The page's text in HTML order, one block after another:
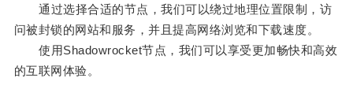
通过选择合适的节点，我们可以绕过地理位置限制，访
问被封锁的网站和服务，并且提高网络浏览和下载速度。
使用Shadowrocket节点，我们可以享受更加畅快和高效
的互联网体验。